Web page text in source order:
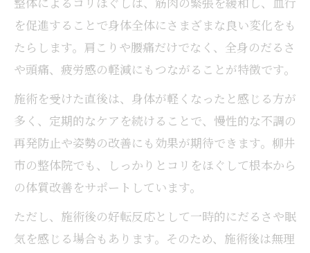
を促進することで身体全体にさまざまな良い変化をも
たらします。肩こりや腰痛だけでなく、全身のだるさ
や頭痛、疲労感の軽減にもつながることが特徴です。
施術を受けた直後は、身体が軽くなったと感じる方が
多く、定期的なケアを続けることで、慢性的な不調の
再発防止や姿勢の改善にも効果が期待できます。柳井
市の整体院でも、しっかりとコリをほぐして根本から
の体質改善をサポートしています。
ただし、施術後の好転反応として一時的にだるさや眠
気を感じる場合もあります。そのため、施術後は無理